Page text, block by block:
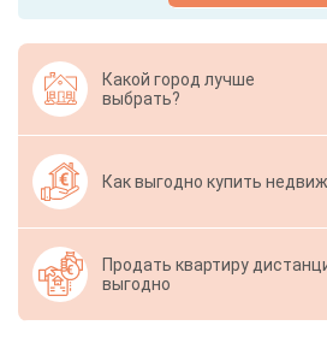
Какой город лучше
выбрать?
Как выгодно купить
Продать квартиру
выгодно